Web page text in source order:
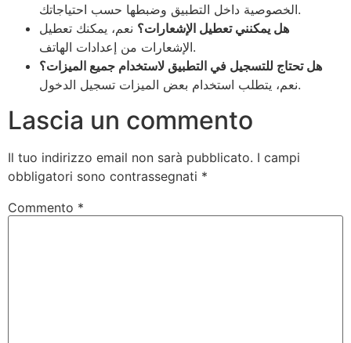
الخصوصية داخل التطبيق وضبطها حسب احتياجاتك.
هل يمكنني تعطيل الإشعارات؟ نعم، يمكنك تعطيل
الإشعارات من إعدادات الهاتف.
هل تحتاج للتسجيل في التطبيق لاستخدام جميع الميزات؟
نعم، يتطلب استخدام بعض الميزات تسجيل الدخول.
Lascia un commento
Il tuo indirizzo email non sarà pubblicato. I campi
obbligatori sono contrassegnati *
Commento *